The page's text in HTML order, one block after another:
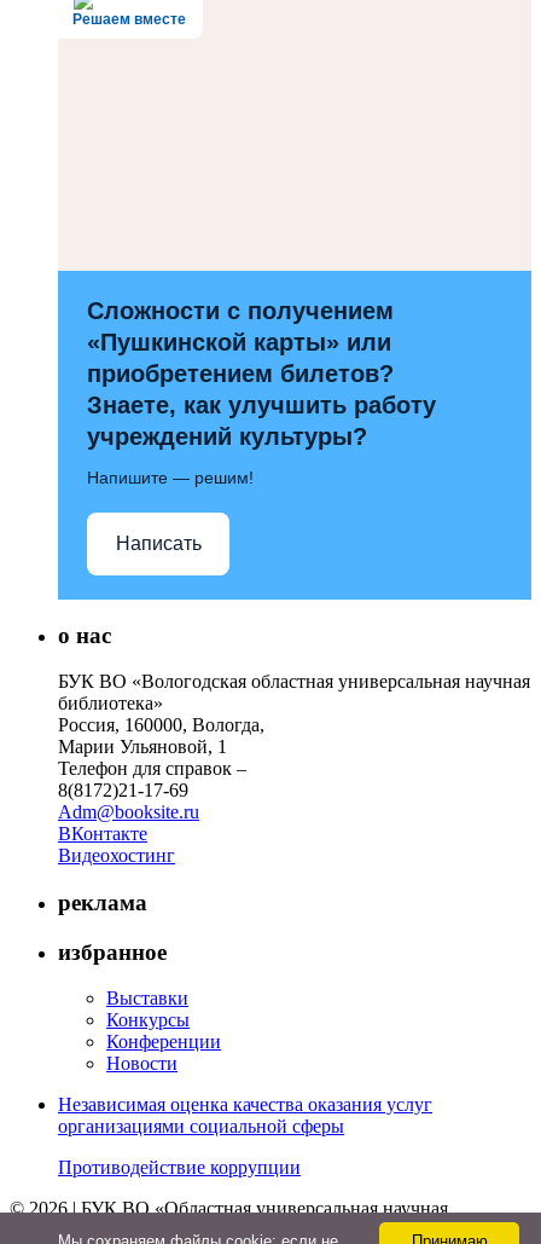
Решаем вместе
Сложности с получением
«Пушкинской карты» или
приобретением билетов?
Знаете, как улучшить работу
учреждений культуры?
Напишите — решим!
Написать
о нас
БУК ВО «Вологодская областная универсальная научная
библиотека»
Россия, 160000, Вологда,
Марии Ульяновой, 1
Телефон для справок –
8(8172)21-17-69
Adm@booksite.ru
ВКонтакте
Видеохостинг
реклама
избранное
Выставки
Конкурсы
Конференции
Новости
Независимая оценка качества оказания услуг
организациями социальной сферы
Противодействие коррупции
© 2026 | БУК ВО «Областная универсальная научная
библиотека»